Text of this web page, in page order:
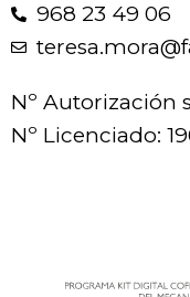
968 23 49 06
Nº Autorización
Nº Licenciado: